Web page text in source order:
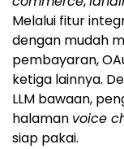
Melalui fitur
dengan mudah
pembayaran,
ketiga lainnya.
LLM bawaan,
halaman voice
siap pakai.